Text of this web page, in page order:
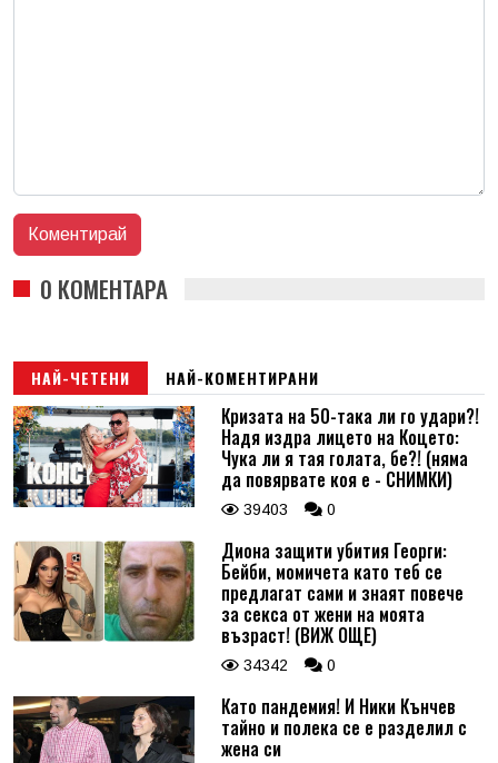
0 КОМЕНТАРА
НАЙ-ЧЕТЕНИ НАЙ-КОМЕНТИРАНИ
Кризата на 50-така ли го удари?!
Надя издра лицето на Коцето:
Чука ли я тая голата, бе?! (няма
да повярвате коя е - СНИМКИ)
39403 0
Диона защити убития Георги:
Бейби, момичета като теб се
предлагат сами и знаят повече
за секса от жени на моята
възраст! (ВИЖ ОЩЕ)
34342 0
Като пандемия! И Ники Кънчев
тайно и полека се е разделил с
жена си